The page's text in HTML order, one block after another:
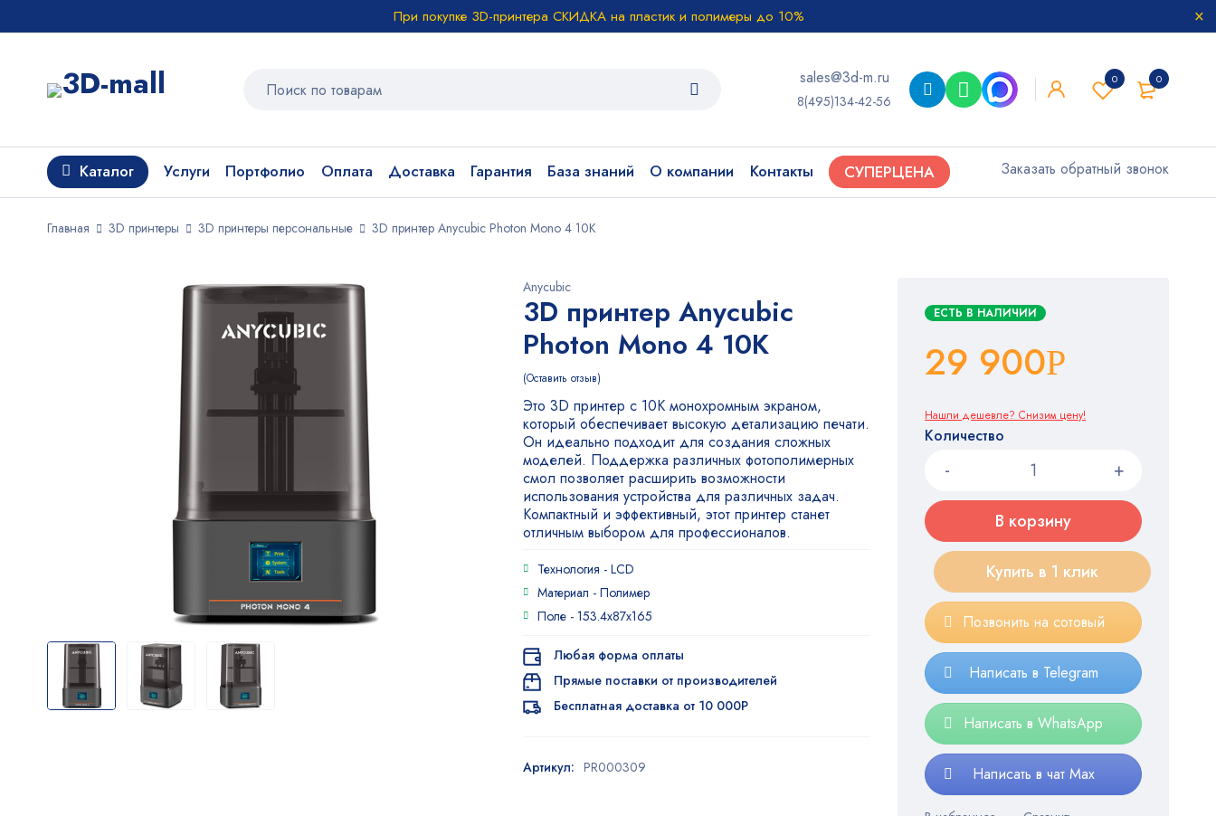
При покупке 3D-принтера СКИДКА на пластик и полимеры до 10%
0
0
sales@3d-m.ru
8(495)134-42-56
Каталог Услуги Портфолио Оплата Доставка Гарантия База знаний О компании Контакты СУПЕРЦЕНА Заказать обратный звонок
Главная 3D принтеры 3D принтеры персональные 3D принтер Anycubic Photon Mono 4 10K
Anycubic
3D принтер Anycubic
Photon Mono 4 10K
Оставить отзыв
Это 3D принтер с 10K монохромным экраном,
который обеспечивает высокую детализацию печати.
Он идеально подходит для создания сложных
моделей. Поддержка различных фотополимерных
смол позволяет расширить возможности
использования устройства для различных задач.
Компактный и эффективный, этот принтер станет
отличным выбором для профессионалов.
Технология - LCD
Материал - Полимер
Поле - 153.4х87х165
ЕСТЬ В НАЛИЧИИ
29 900Р
Нашли дешевле? Снизим цену!
Количество
В корзину
Купить в 1 клик
Позвонить на сотовый
Написать в Telegram
Написать в WhatsApp
Написать в чат Max
Любая форма оплаты
Прямые поставки от производителей
Бесплатная доставка от 10 000Р
Артикул: PR000309